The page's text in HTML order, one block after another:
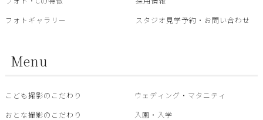
フォトギャラリー
スタジオ見学予約・お問い合わせ
Menu
こども撮影のこだわり
おとな撮影のこだわり
ウェディング・マタニティ
入園・入学